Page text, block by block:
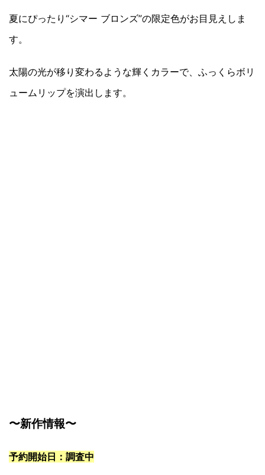
夏にぴったり“シマー ブロンズ”の限定色がお目見えしま
す。
太陽の光が移り変わるような輝くカラーで、ふっくらボリ
ュームリップを演出します。
〜新作情報〜
予約開始日：調査中